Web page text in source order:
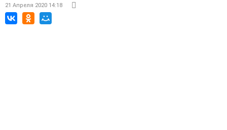
21 Апреля 2020 14:18